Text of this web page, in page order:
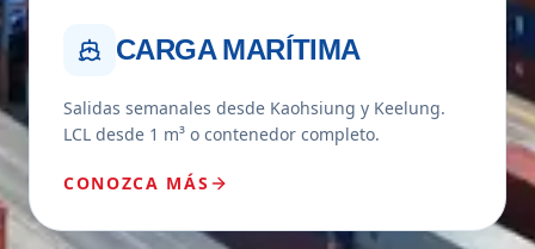
CARGA MARÍTIMA
Salidas semanales desde Kaohsiung y Keelung.
LCL desde 1 m³ o contenedor completo.
CONOZCA MÁS